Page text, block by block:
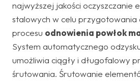
najwyższej jakości oczyszczanie
stalowych w celu przygotowania
procesu odnowienia powłok
System automatycznego
umożliwia ciągły i długofalowy
śrutowania. Śrutowanie